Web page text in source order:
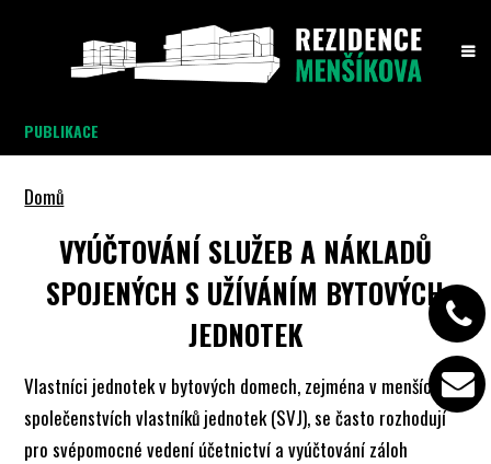
PUBLIKACE
Domů
VYÚČTOVÁNÍ SLUŽEB A NÁKLADŮ
SPOJENÝCH S UŽÍVÁNÍM BYTOVÝCH
JEDNOTEK
Vlastníci jednotek v bytových domech, zejména v menších
společenstvích vlastníků jednotek (SVJ), se často rozhodují
pro svépomocné vedení účetnictví a vyúčtování záloh